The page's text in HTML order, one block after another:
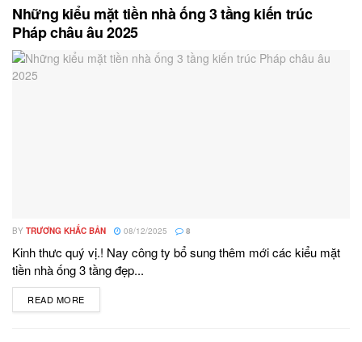
Những kiểu mặt tiền nhà ống 3 tầng kiến trúc
Pháp châu âu 2025
BY TRƯƠNG KHẮC BẢN 08/12/2025 8
Kinh thưc quý vị.! Nay công ty bổ sung thêm mới các kiểu mặt
tiền nhà ống 3 tầng đẹp...
READ MORE